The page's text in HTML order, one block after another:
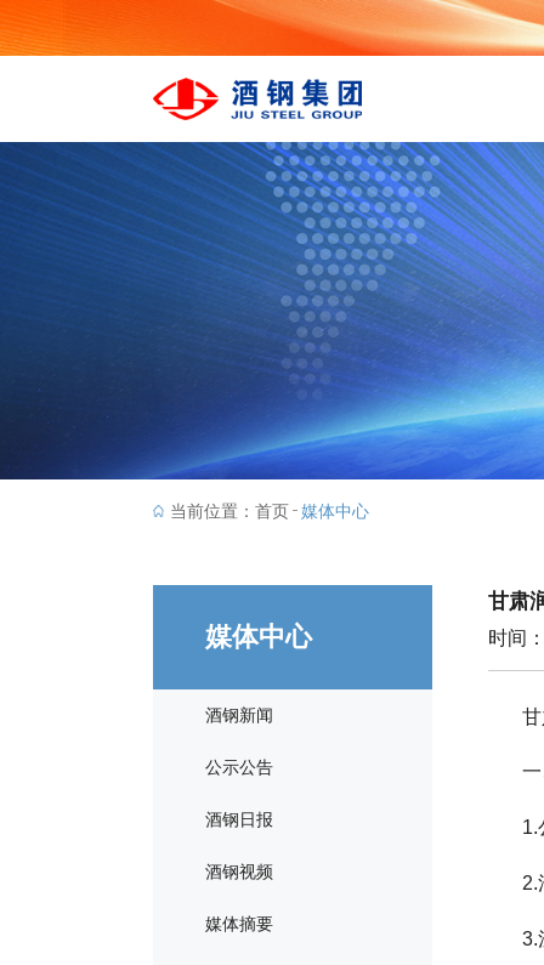
当前位置：首页 媒体中心
媒体中心
酒钢新闻
公示公告
酒钢日报
酒钢视频
媒体摘要
甘肃
时间
1.
2.
3.